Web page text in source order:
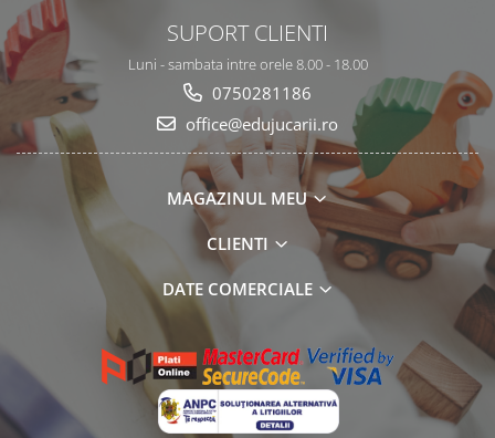
SUPORT CLIENTI
Luni - sambata intre orele 8.00 - 18.00
0750281186
office@edujucarii.ro
MAGAZINUL MEU
CLIENTI
DATE COMERCIALE